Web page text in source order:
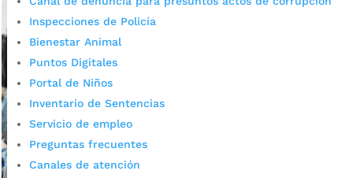
Inspecciones de Policía
Bienestar Animal
Puntos Digitales
Portal de Niños
Inventario de Sentencias
Servicio de empleo
Preguntas frecuentes
Canales de atención